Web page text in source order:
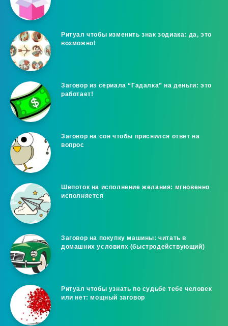
Ритуал чтобы изменить знак зодиака: да, это
возможно!
Заговор из сериала “Гадалка” на деньги: это
работает!
Заговор на сон чтобы приснился ответ на
вопрос
Шепоток на исполнение желания: мгновенно
исполняется
Заговор на покупку машины: читать в
домашних условиях (быстродействующий)
Ритуал чтобы узнать по судьбе тебе человек
или нет: мощный заговор